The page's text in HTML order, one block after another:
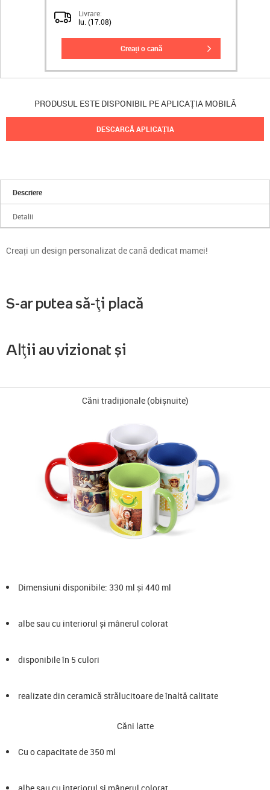
Livrare:
lu. (17.08)
creați o cană
PRODUSUL ESTE DISPONIBIL PE APLICAȚIA MOBILĂ
DESCARCĂ APLICAȚIA
Descriere
Detalii
Creați un design personalizat de cană dedicat mamei!
S-ar putea să-ți placă
Alții au vizionat și
Căni tradiționale (obișnuite)
Dimensiuni disponibile: 330 ml și 440 ml
albe sau cu interiorul și mânerul colorat
disponibile în 5 culori
realizate din ceramică strălucitoare de înaltă calitate
Căni latte
Cu o capacitate de 350 ml